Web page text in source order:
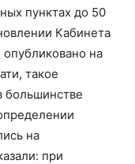
пунктах до 50
Кабинета
на
такое
большинстве
на
при